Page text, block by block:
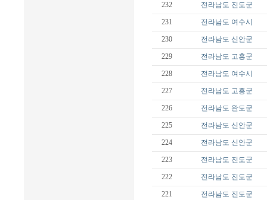
232 전라남도 진도군
231 전라남도 여수시
230 전라남도 신안군
229 전라남도 고흥군
228 전라남도 여수시
227 전라남도 고흥군
226 전라남도 완도군
225 전라남도 신안군
224 전라남도 신안군
223 전라남도 진도군
222 전라남도 진도군
221 전라남도 진도군